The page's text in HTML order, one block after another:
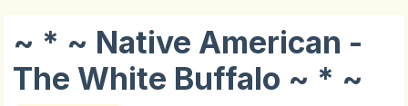
~ * ~ Native American -
The White Buffalo ~ * ~